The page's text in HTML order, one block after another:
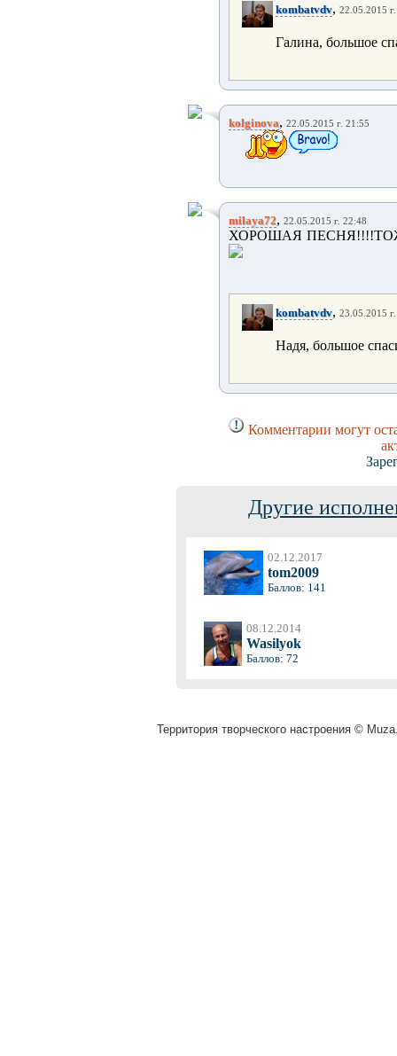
kombatvdv, 22.05.2015
Галина, большое
kolginova, 22.05.2015 г. 21:55
milaya72, 22.05.2015 г. 22:48
ХОРОШАЯ
kombatvdv, 23.05.2015
Надя, большое
Комментарии могут
Другие
02.12.2017
tom2009
Баллов: 141
08.12.2014
Wasilyok
Баллов: 72
Территория творческого настроения ©